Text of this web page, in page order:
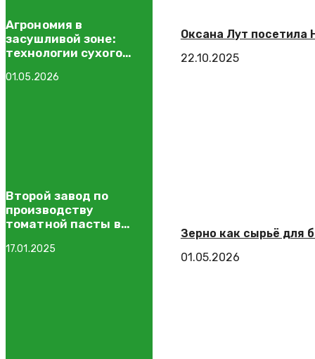
Оксана Лут посетила
22.10.2025
Зерно как сырьё для
01.05.2026
Агрономия в
засушливой зоне:
технологии сухого
01.05.2026
Второй завод по
производству
томатной пасты в
будет запущен уже в
17.01.2025